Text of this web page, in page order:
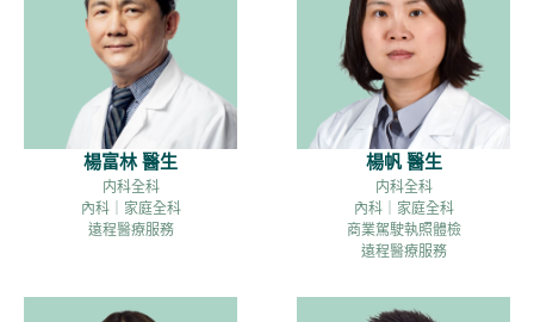
楊富林 醫生
内科全科
內科｜家庭全科
遠程醫療服務
楊帆 醫生
内科全科
內科｜家庭全科
商業駕駛執照體檢
遠程醫療服務